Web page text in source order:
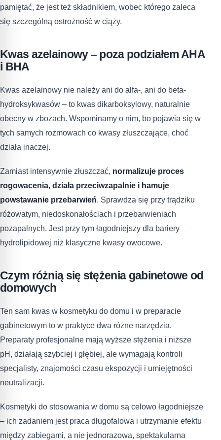
pamiętać, że jest też składnikiem, wobec którego zaleca
się szczególną ostrożność w ciąży.
Kwas azelainowy – poza podziałem AHA
i BHA
Kwas azelainowy nie należy ani do alfa-, ani do beta-
hydroksykwasów – to kwas dikarboksylowy, naturalnie
obecny w zbożach. Wspominamy o nim, bo pojawia się w
tych samych rozmowach co kwasy złuszczające, choć
działa inaczej.
Zamiast intensywnie złuszczać, normalizuje proces
rogowacenia, działa przeciwzapalnie i hamuje
powstawanie przebarwień. Sprawdza się przy trądziku
różowatym, niedoskonałościach i przebarwieniach
pozapalnych. Jest przy tym łagodniejszy dla bariery
hydrolipidowej niż klasyczne kwasy owocowe.
Czym różnią się stężenia gabinetowe od
domowych
Ten sam kwas w kosmetyku do domu i w preparacie
gabinetowym to w praktyce dwa różne narzędzia.
Preparaty profesjonalne mają wyższe stężenia i niższe
pH, działają szybciej i głębiej, ale wymagają kontroli
specjalisty, znajomości czasu ekspozycji i umiejętności
neutralizacji.
Kosmetyki do stosowania w domu są celowo łagodniejsze
– ich zadaniem jest praca długofalowa i utrzymanie efektu
między zabiegami, a nie jednorazowa, spektakularna